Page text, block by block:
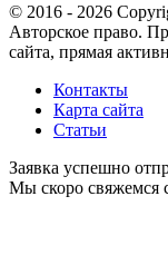
© 2016 - 2026
Авторское право.
сайта, прямая
Контакты
Карта сайта
Статьи
Заявка успешно
Мы скоро свяжемся